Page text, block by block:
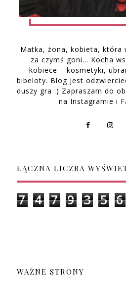
Matka, żona, kobieta, która
za czymś goni… Kocha
kobiece – kosmetyki,
bibeloty. Blog jest
duszy gra :) Zapraszam do
na Instagramie i
ŁĄCZNA LICZBA
7 4 7 9 3 5 6
WAŻNE STRONY